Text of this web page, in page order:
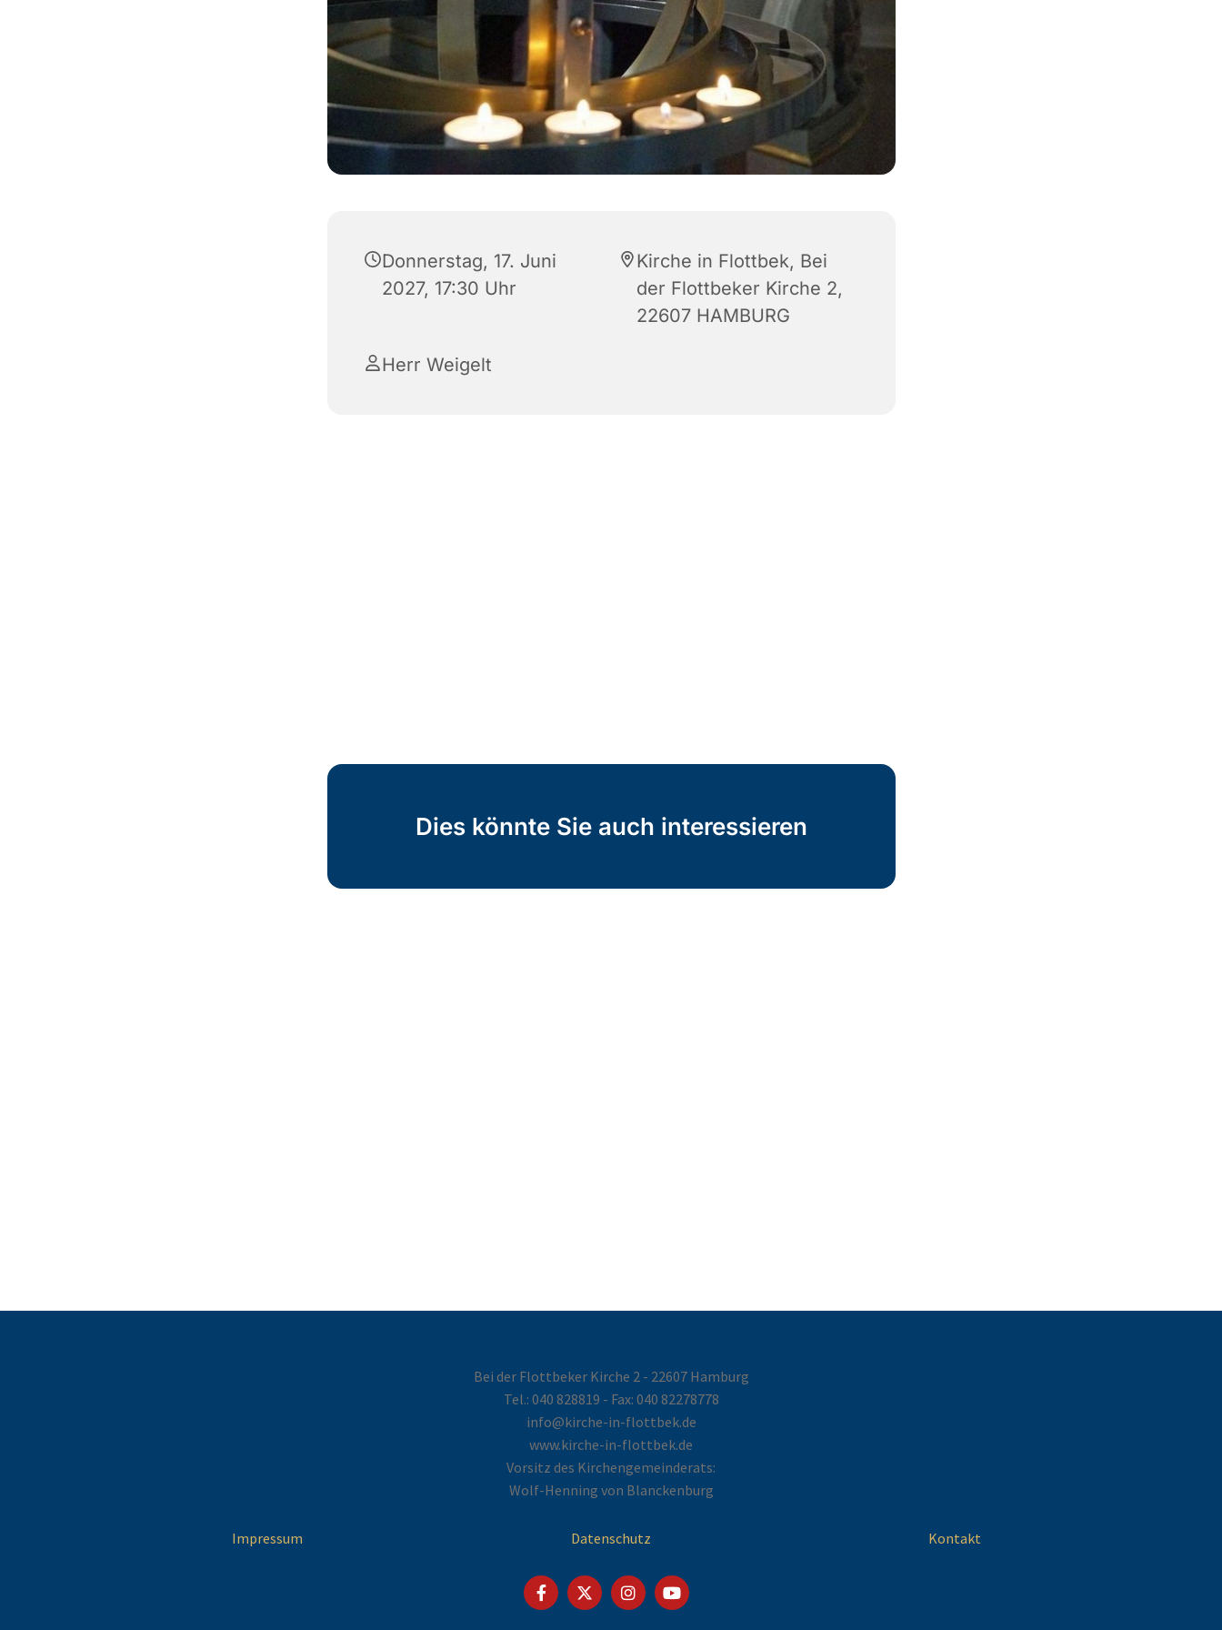
Donnerstag, 17. Juni
2027, 17:30 Uhr
Kirche in Flottbek, Bei
der Flottbeker Kirche 2,
22607 HAMBURG
Herr Weigelt
Dies könnte Sie auch interessieren
Bei der Flottbeker Kirche 2 - 22607 Hamburg
Tel.: 040 828819 - Fax: 040 82278778
info@kirche-in-flottbek.de
www.kirche-in-flottbek.de
Vorsitz des Kirchengemeinderats:
Wolf-Henning von Blanckenburg
Impressum Datenschutz Kontakt